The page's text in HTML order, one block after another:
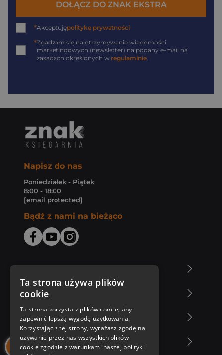
DOŁĄCZ DO ZNAK EKSTRA
*Akceptujępolitykę prywatności
*Zgadzam się na otrzymywanie wiadomości
marketingowych (newsletter) na podany e-mail na
zasadach określonych w regulaminie.
Napisz do nas
Poniedziałek - Piątek
8:00 - 18:00
[email protected]
Bądź z nami na bieżąco
Zakupy u nas
Nasza oferta
Nasi autorzy
Ta strona używa plików
cookie
Ta strona korzysta z plików cookie, aby
zapewnić lepszą wygodę użytkowania.
Korzystając z tej strony, wyrażasz zgodę na
używanie przez nas wszystkich plików
cookie zgodnie z warunkami naszej polityki